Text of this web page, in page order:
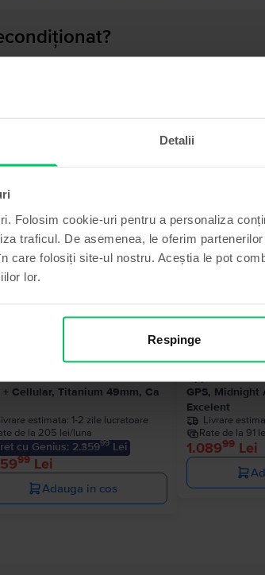
Detalii
Folosim cookie-uri pentru a personaliza
traficul. De asemenea, le oferim
care folosiți site-ul nostru. Aceștia le pot
lor.
Respinge
Produse similare
+ Cellular, Titanium 49mm, Ca
estimata: 1-2 zile lucratoare
de la 205 lei/luna
cu Genius: 2.35999Lei
99Lei
Adauga in cos
GPS, Midnight
Excelent
Livrare
Rate de la 91
1.08999 Lei